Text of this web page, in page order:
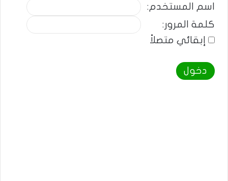
اسم المستخدم:
كلمة المرور:
إبقائي متصلاً
دخول